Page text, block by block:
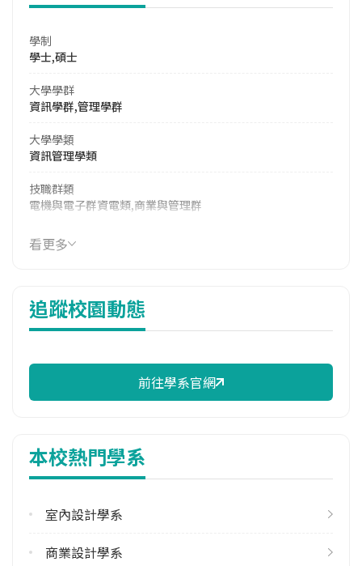
學制
學士,碩士
大學學群
資訊學群,管理學群
大學學類
資訊管理學類
技職群類
電機與電子群資電類,商業與管理群
114年學費
39,350 元/學期
13,550 元/學期
114年註冊率
113學年度上學期
113學年度下學期
31
修輔系人數
85
看更多
追蹤校園動態
前往學系官網
本校熱門學系
室內設計學系
商業設計學系